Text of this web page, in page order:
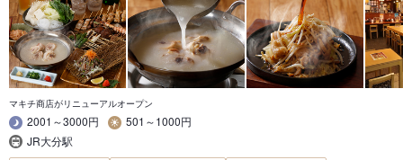
マキチ商店がリニューアルオープン
2001～3000円
501～1000円
JR大分駅